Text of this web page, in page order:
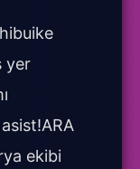
yer
ekibi